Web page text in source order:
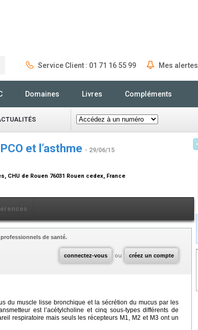
Service Client : 01 71 16 55 99 Mes alertes
Domaines Livres Compléments
et l’asthme - 29/06/15
de Rouen 76031 Rouen cedex, France
connectez-vous ou créez un compte
de santé.
du muscle lisse bronchique et la sécrétion du mucus par les
est l’acétylcholine et cinq sous-types différents de
respiratoire mais seuls les récepteurs M1, M2 et M3 ont un